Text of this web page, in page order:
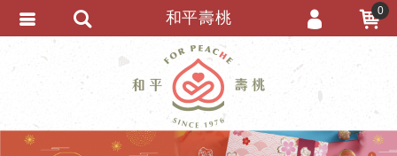
和平壽桃 0
會員登入
會員註冊
忘記密碼
訂單查詢
繁體中文